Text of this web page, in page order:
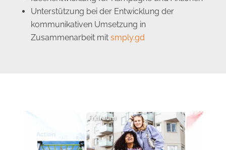
Unterstützung bei der Entwicklung der
kommunikativen Umsetzung in
Zusammenarbeit mit smply.gd